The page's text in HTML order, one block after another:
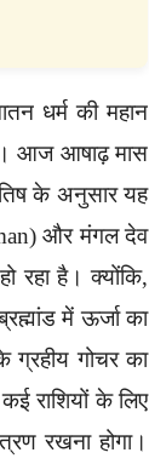
धर्म की महान
आज आषाढ़ मास
के अनुसार यह
और मंगल देव
रहा है। क्योंकि,
में ऊर्जा का
ग्रहीय गोचर का
राशियों के लिए
रखना होगा।